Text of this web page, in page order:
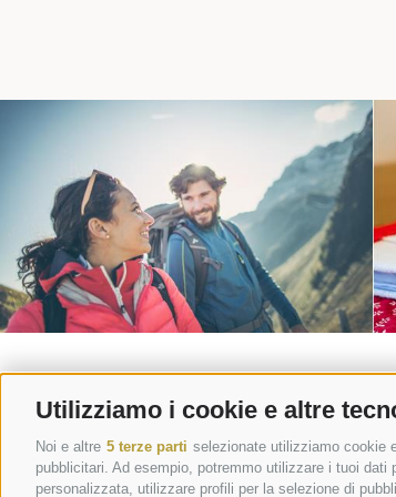
Utilizziamo i cookie e altre
Noi e altre 5 terze parti selezionate utilizziamo cookie
pubblicitari. Ad esempio, potremmo utilizzare i tuoi
personalizzata, utilizzare profili per la selezione di
SPORT E DIVERTIMENTO